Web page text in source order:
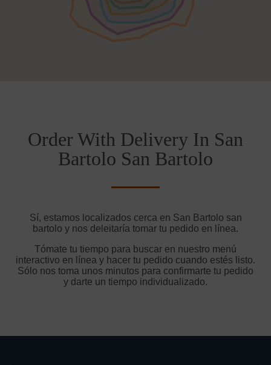
Order With Delivery In San
Bartolo San Bartolo
Sí, estamos localizados cerca en San Bartolo san
bartolo y nos deleitaría tomar tu pedido en línea.
Tómate tu tiempo para buscar en nuestro menú
interactivo en línea y hacer tu pedido cuando estés listo.
Sólo nos toma unos minutos para confirmarte tu pedido
y darte un tiempo individualizado.